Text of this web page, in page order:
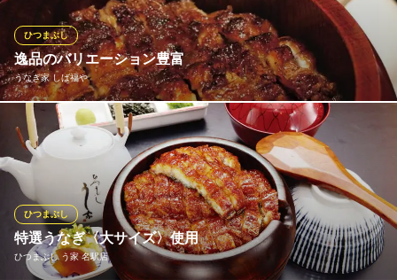
す。また秘伝のタレは160年間変わらない製法でつくられたたまり
のベースを継ぎ足すことにより常に極上の味を保っています。
まるや本店 JR名古屋駅店
ひつまぶし・鰻
地下鉄東山線名古屋駅 徒歩3分
愛知県名古屋市中村区名駅1-1-4
逸品のバリエーション豊富
うなぎ家 しば福や
ひつまぶし
お好みで鰻飯・薬味混ぜ・お茶漬けを楽しめる名古屋名物「ひつ
まぶし」や、うなぎを一匹堪能できるボリューム満点のうな重、
丼ひとつで“ひつまぶし”と“うなぎ丼”の良いとこどりしたオリジナ
ルメニュー「まぶしば丼」など、メニューのバリエーションが充
実♪食べ応えのある様々なうなぎメニューをぜひご堪能ください！
うなぎ家 しば福や
うな重 ひつまぶし 丼
特選うなぎ〈大サイズ〉使用
ひつまぶし う家 名駅店
ひつまぶし